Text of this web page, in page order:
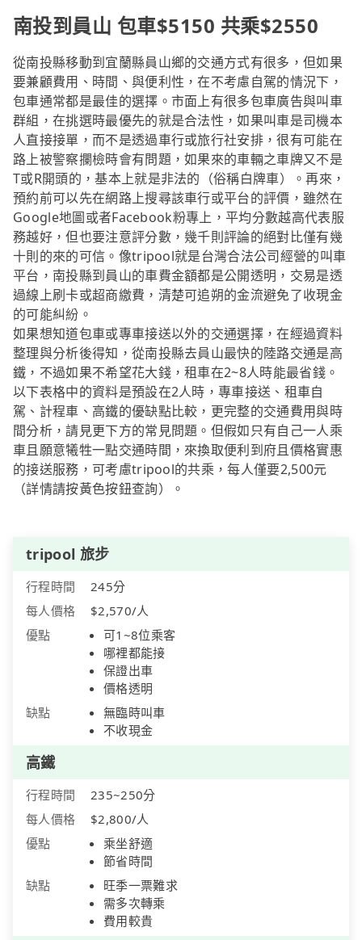
南投到員山 包車$5150 共乘$2550
從南投縣移動到宜蘭縣員山鄉的交通方式有很多，但如果
要兼顧費用、時間、與便利性，在不考慮自駕的情況下，
包車通常都是最佳的選擇。市面上有很多包車廣告與叫車
群組，在挑選時最優先的就是合法性，如果叫車是司機本
人直接接單，而不是透過車行或旅行社安排，很有可能在
路上被警察攔檢時會有問題，如果來的車輛之車牌又不是
T或R開頭的，基本上就是非法的（俗稱白牌車）。再來，
預約前可以先在網路上搜尋該車行或平台的評價，雖然在
Google地圖或者Facebook粉專上，平均分數越高代表服
務越好，但也要注意評分數，幾千則評論的絕對比僅有幾
十則的來的可信。像tripool就是台灣合法公司經營的叫車
平台，南投縣到員山的車費金額都是公開透明，交易是透
過線上刷卡或超商繳費，清楚可追朔的金流避免了收現金
的可能糾紛。
如果想知道包車或專車接送以外的交通選擇，在經過資料
整理與分析後得知，從南投縣去員山最快的陸路交通是高
鐵，不過如果不希望花大錢，租車在2~8人時能最省錢。
以下表格中的資料是預設在2人時，專車接送、租車自
駕、計程車、高鐵的優缺點比較，更完整的交通費用與時
間分析，請見更下方的常見問題。但假如只有自己一人乘
車且願意犧牲一點交通時間，來換取便利到府且價格實惠
的接送服務，可考慮tripool的共乘，每人僅要2,500元
（詳情請按黃色按鈕查詢）。
tripool 旅步
行程時間
245分
每人價格
$2,570/人
優點
可1~8位乘客
哪裡都能接
保證出車
價格透明
缺點
無臨時叫車
不收現金
高鐵
行程時間
235~250分
每人價格
$2,800/人
優點
乘坐舒適
節省時間
缺點
旺季一票難求
需多次轉乘
費用較貴